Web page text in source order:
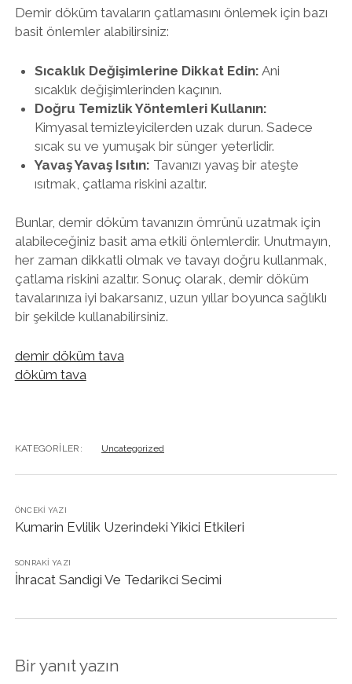
Demir döküm tavaların çatlamasını önlemek için bazı
basit önlemler alabilirsiniz:
Sıcaklık Değişimlerine Dikkat Edin: Ani
sıcaklık değişimlerinden kaçının.
Doğru Temizlik Yöntemleri Kullanın:
Kimyasal temizleyicilerden uzak durun. Sadece
sıcak su ve yumuşak bir sünger yeterlidir.
Yavaş Yavaş Isıtın: Tavanızı yavaş bir ateşte
ısıtmak, çatlama riskini azaltır.
Bunlar, demir döküm tavanızın ömrünü uzatmak için
alabileceğiniz basit ama etkili önlemlerdir. Unutmayın,
her zaman dikkatli olmak ve tavayı doğru kullanmak,
çatlama riskini azaltır. Sonuç olarak, demir döküm
tavalarınıza iyi bakarsanız, uzun yıllar boyunca sağlıklı
bir şekilde kullanabilirsiniz.
demir döküm tava
döküm tava
KATEGORILER: Uncategorized
ÖNCEKI YAZI
Kumarin Evlilik Uzerindeki Yikici Etkileri
SONRAKI YAZI
İhracat Sandigi Ve Tedarikci Secimi
Bir yanıt yazın